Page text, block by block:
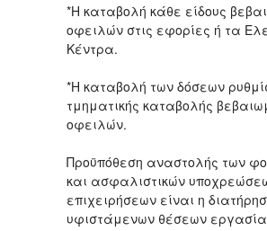
*Η καταβολή κάθε είδους
οφειλών στις εφορίες ή τα
Κέντρα.
*Η καταβολή των δόσεων
τμηματικής καταβολής
οφειλών.
Προϋπόθεση αναστολής των
και ασφαλιστικών
επιχειρήσεων είναι η
υφιστάμενων θέσεων